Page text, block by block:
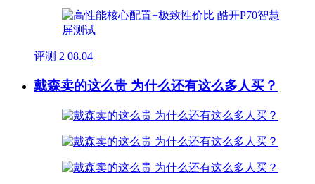
评测 2 08.04
戴森卖的这么贵 为什么还有这么多人买？